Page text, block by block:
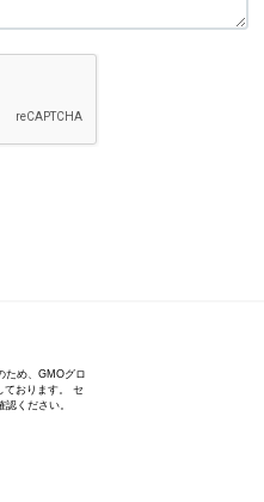
ため、GMOグロ
ております。 セ
ください。